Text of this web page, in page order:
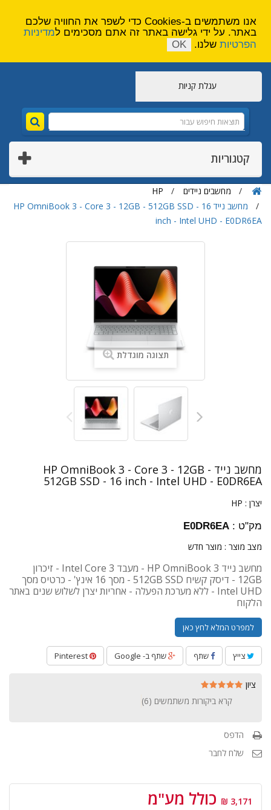
עגלת קניות
קטגוריות
מחשבים ניידים
HP
מחשב נייד HP OmniBook 3 - Core 3 - 12GB - 512GB SSD - 16
inch - Intel UHD - E0DR6EA
תצוגה מוגדלת
מחשב נייד HP OmniBook 3 - Core 3 - 12GB -
512GB SSD - 16 inch - Intel UHD - E0DR6EA
יצרן : HP
מק"ט : E0DR6EA
מצב מוצר : מוצר חדש
מחשב נייד HP OmniBook 3 - מעבד Intel Core 3 - זיכרון
12GB - דיסק קשיח 512GB SSD - מסך 16 אינץ' - כרטיס מסך
Intel UHD - ללא מערכת הפעלה - אחריות יצרן לשלוש שנים באתר
הלקוח
למפרט המלא לחץ כאן
צייץ שתף שתף ב- Google
ציון
קרא ביקורות משתמשים (6
)
הדפס
שלח לחבר
3,171 ₪ כולל מע"מ
אנו משתמשים ב-Cookies כדי לשפר את החוויה שלכם
באתר. על ידי גלישה באתר זה אתם מסכימים למדיניות
הפרטיות שלנו. OK